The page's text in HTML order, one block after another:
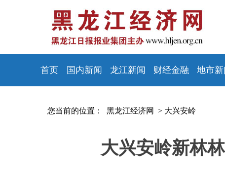
首页 国内新闻 龙江新闻 财经金融 地市新
您当前的位置： 黑龙江经济网 > 大兴安岭
大兴安岭新林